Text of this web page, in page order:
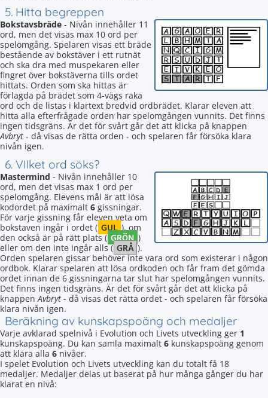
5. Hitta begreppen
Bokstavsbräde - Nivån innehåller 11
ord, men det visas max 10 ord per
spelomgång. Spelaren visas ett bräde
bestående av bokstäver i ett rutnät
och ska dra med muspekaren eller
fingret över bokstäverna tills ordet
hittats. Orden som ska hittas är
förlagda på brädet som 4-vägs raka
ord och de listas i klartext bredvid ordbrädet. Klarar eleven att
hitta alla efterfrågade orden har spelomgången vunnits. Det finns
ingen tidsgräns. Är det för svårt går det att klicka på knappen
Avbryt - då visas de rätta orden - och spelaren får försöka klara
nivån igen.
6. VIlket ord söks?
Mastermind - Nivån innehåller 10
ord, men det visas max 1 ord per
spelomgång. Elevens mål är att lösa
kodordet på maximalt 6 gissningar.
För varje gissning får eleven veta om
bokstaven ingår i ordet ( GUL ), om
den också är på rätt plats ( GRÖN )
eller om den inte ingår alls ( GRÅ ).
Orden spelaren gissar behöver inte vara ord som existerar i någon
ordbok. Klarar spelaren att lösa ordkoden och får fram det gömda
ordet innan de 6 gissningarna tar slut har spelomgången vunnits.
Det finns ingen tidsgräns. Är det för svårt går det att klicka på
knappenAvbryt - då visas det rätta ordet - och spelaren får försöka
klara nivån igen.
Beräkning av kunskapspoäng och medaljer
Varje avklarad spelnivå i Evolution och Livets utveckling ger 1
kunskapspoäng. Du kan samla maximalt 6 kunskapspoäng genom
att klara alla 6 nivåer.
I spelet Evolution och Livets utveckling kan du totalt få 18
medaljer. Medaljer delas ut baserat på hur många gånger du har
klarat en nivå: